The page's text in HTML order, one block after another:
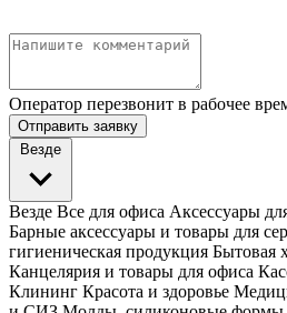
Оператор перезвонит в рабочее
Отправить заявку
Везде
Везде Все для офиса Аксессуары
Барные аксессуары и товары для
гигиеническая продукция Бытовая
Канцелярия и товары для офиса
Клининг Красота и здоровье